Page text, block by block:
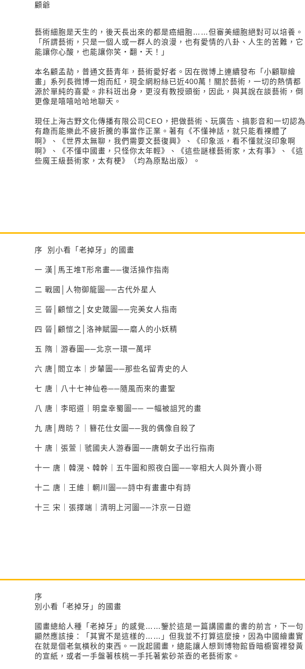
顧爺
藝術細胞是天生的，後天長出來的都是癌細胞……但審美細胞絕對可以培養。
「所謂藝術，只是一個人或一群人的浪漫，也有愛情的八卦、人生的苦難，它
能讓你心酸，也能讓你笑‧翻‧天！」
本名顧孟劼，普通文藝青年，藝術愛好者。因在微博上連續發布「小顧聊繪
畫」系列長微博一炮而紅，現全網粉絲已近400萬！關於藝術，一切的熱情都
源於單純的喜愛。非科班出身，更沒有教授頭銜，因此，與其說在談藝術，倒
更像是嘻嘻哈哈地聊天。
現任上海古野文化傳播有限公司CEO，把做藝術、玩廣告、搞影音和一切認為
有趣而能樂此不疲折騰的事當作正業。著有《不懂神話，就只能看裸體了
啊》、《世界太無聊，我們需要文藝復興》、《印象派，看不懂就沒印象啊
啊》、《不懂中國畫，只怪你太年輕》、《這些謎樣藝術家，太有事》、《這
些魔王級藝術家，太有梗》（均為原點出版）。
序 別小看「老掉牙」的國畫
一 漢│馬王堆T形帛畫──復活操作指南
二 戰國│人物御龍圖──古代外星人
三 晉│顧愷之│女史箴圖──完美女人指南
四 晉│顧愷之│洛神賦圖──磨人的小妖精
五 隋｜游春圖──北京一環一萬坪
六 唐│閻立本｜步輦圖──那些名留青史的人
七 唐｜八十七神仙卷──隨風而來的畫聖
八 唐｜李昭道｜明皇幸蜀圖── 一幅被詛咒的畫
九 唐│周昉？｜簪花仕女圖──我的偶像自殺了
十 唐｜張萱｜虢國夫人游春圖──唐朝女子出行指南
十一 唐｜韓滉、韓幹｜五牛圖和照夜白圖──宰相大人與外賣小哥
十二 唐｜王維｜輞川圖──詩中有畫畫中有詩
十三 宋｜張擇端｜清明上河圖──汴京一日遊
序
別小看「老掉牙」的國畫
國畫總給人種「老掉牙」的感覺……鑒於這是一篇講國畫的書的前言，下一句
顯然應該接：「其實不是這樣的……」但我並不打算這麼接，因為中國繪畫實
在就是個老氣橫秋的東西。一說起國畫，總能讓人想到博物館昏暗櫥窗裡發黃
的宣紙，或者一手盤著核桃一手托著紫砂茶壺的老藝術家。